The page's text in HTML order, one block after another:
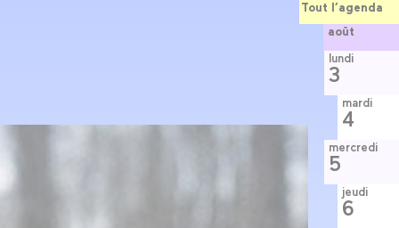
Tout l’agenda
août
lundi
3
mardi
4
mercredi
5
jeudi
6